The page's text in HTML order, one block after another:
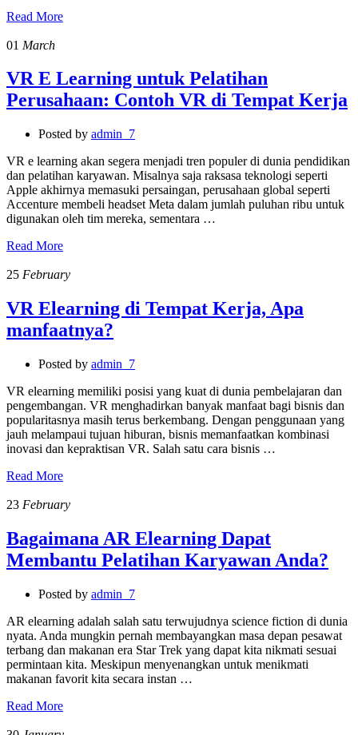
Read More
01 March
VR E Learning untuk Pelatihan
Perusahaan: Contoh VR di Tempat Kerja
Posted by admin_7
VR e learning akan segera menjadi tren populer di dunia pendidikan
dan pelatihan karyawan. Misalnya saja raksasa teknologi seperti
Apple akhirnya memasuki persaingan, perusahaan global seperti
Accenture membeli headset Meta dalam jumlah puluhan ribu untuk
digunakan oleh tim mereka, sementara …
Read More
25 February
VR Elearning di Tempat Kerja, Apa
manfaatnya?
Posted by admin_7
VR elearning memiliki posisi yang kuat di dunia pembelajaran dan
pengembangan. VR menghadirkan banyak manfaat bagi bisnis dan
popularitasnya masih terus berkembang. Dengan penggunaan yang
jauh melampaui tujuan hiburan, bisnis memanfaatkan kombinasi
inovasi dan kepraktisan VR. Salah satu cara bisnis …
Read More
23 February
Bagaimana AR Elearning Dapat
Membantu Pelatihan Karyawan Anda?
Posted by admin_7
AR elearning adalah salah satu terwujudnya science fiction di dunia
nyata. Anda mungkin pernah membayangkan masa depan pesawat
terbang dan makanan era Star Trek yang dapat kita nikmati sesuai
permintaan kita. Meskipun menyenangkan untuk menikmati
makanan favorit kita secara instan …
Read More